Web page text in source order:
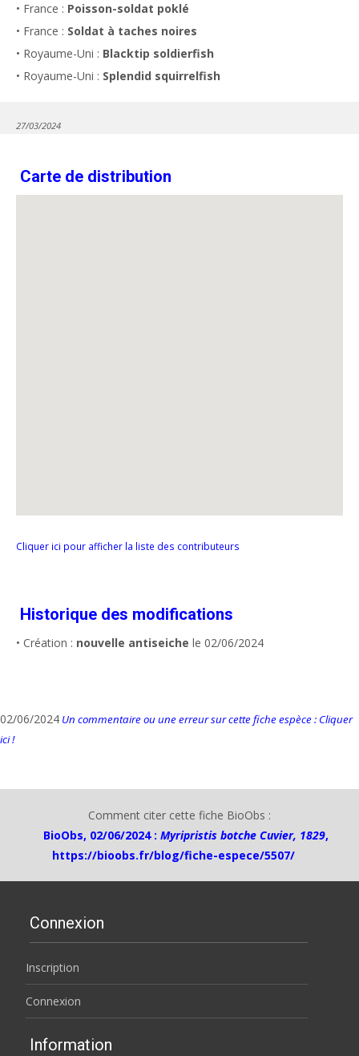
• France : Poisson-soldat poklé
• France : Soldat à taches noires
• Royaume-Uni : Blacktip soldierfish
• Royaume-Uni : Splendid squirrelfish
27/03/2024
Carte de distribution
Cliquer ici pour afficher la liste des contributeurs
Historique des modifications
• Création : nouvelle antiseiche le 02/06/2024
02/06/2024 Un commentaire ou une erreur sur cette fiche espèce : Cliquer
ici !
Comment citer cette fiche BioObs :
BioObs, 02/06/2024 : Myripristis botche Cuvier, 1829,
https://bioobs.fr/blog/fiche-espece/5507/
Connexion
Inscription
Connexion
Information